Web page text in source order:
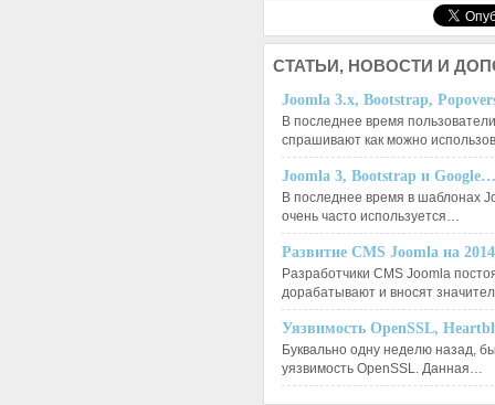
СТАТЬИ, НОВОСТИ И
Joomla 3.x, Bootstrap,
В последнее время
спрашивают как можно
Joomla 3, Bootstrap и Google…
В последнее время в шаблонах
очень часто используется…
Развитие CMS Joomla на
Разработчики CMS Joomla
дорабатывают и вносят
Уязвимость OpenSSL,
Буквально одну неделю назад,
уязвимость OpenSSL. Данная…